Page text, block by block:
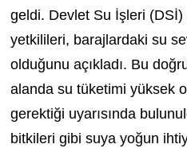
geldi. Devlet Su İşleri (DSİ)
yetkilileri, barajlardaki su
olduğunu açıkladı. Bu
alanda su tüketimi yüksek
gerektiği uyarısında
bitkileri gibi suya yoğun